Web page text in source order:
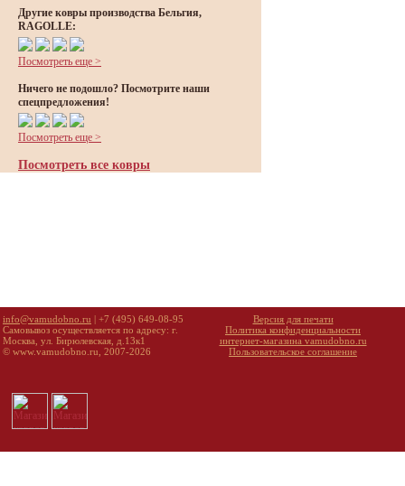
Другие ковры производства Бельгия,
RAGOLLE:
Посмотреть еще >
Ничего не подошло? Посмотрите наши
спецпредложения!
Посмотреть еще >
Посмотреть все ковры
info@vamudobno.ru | +7 (495) 649-08-95
Самовывоз осуществляется по адресу: г.
Москва, ул. Бирюлевская, д.13к1
© www.vamudobno.ru, 2007-2026
Версия для печати
Политика конфиденциальности
интернет-магазина vamudobno.ru
Пользовательское соглашение